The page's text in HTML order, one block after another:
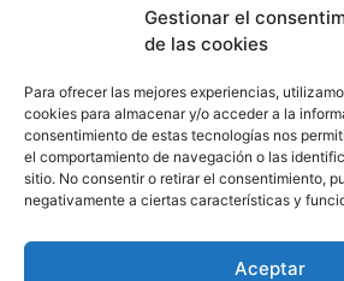
Gestionar el
de las cookies
Para ofrecer las mejores experiencias,
cookies para almacenar y/o acceder a la
consentimiento de estas tecnologías nos
el comportamiento de navegación o las
sitio. No consentir o retirar el consentimiento,
negativamente a ciertas características y
Aceptar
Aymara Montero, una talentosa
años que estudia en el Colegio
el primer año. Oriunda de la
muy pequeña, Aymara ha
especial por la música. Comenzó a
años y desde entonces ha
dedicación y disciplina, practicando
ha sido su herramienta para soñar